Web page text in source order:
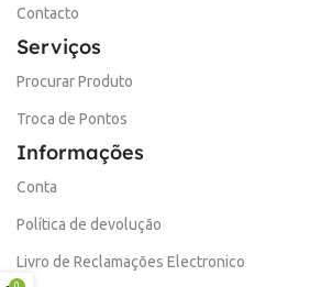
Contacto
Serviços
Procurar Produto
Troca de Pontos
Informações
Conta
Política de devolução
Livro de Reclamações Electronico